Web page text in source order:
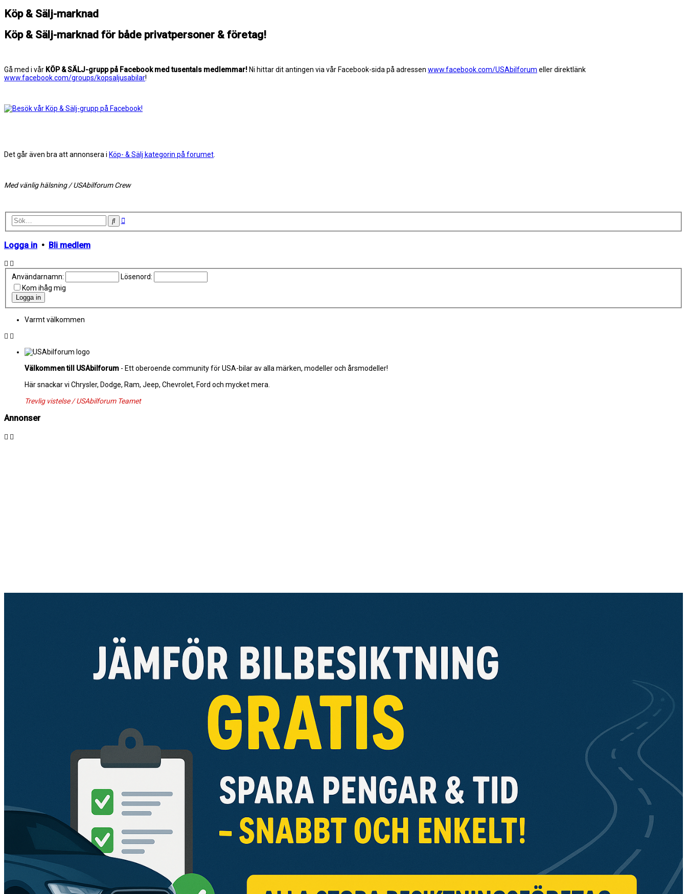
Köp & Sälj-marknad
Köp & Sälj-marknad för både privatpersoner & företag!
Gå med i vår KÖP & SÄLJ-grupp på Facebook med tusentals medlemmar! Ni hittar dit antingen via vår Facebook-sida på adressen www.facebook.com/USAbilforum eller direktlänk
www.facebook.com/groups/kopsaljusabilar!
Det går även bra att annonsera i Köp- & Sälj kategorin på forumet
Med vänlig hälsning / USAbilforum Crew
SökAvancerad
Logga in • Bli medlem
Användarnamn:
Lösenord:
Kom ihåg mig
Varmt välkommen
Välkommen till USAbilforum - Ett oberoende community för USA-bilar av alla märken, modeller och årsmodeller!
Här snackar vi Chrysler, Dodge, Ram, Jeep, Chevrolet, Ford och mycket mera.
Trevlig vistelse / USAbilforum Teamet
Annonser